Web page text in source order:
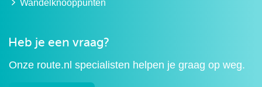
Wandelknooppunten
Heb je een vraag?
Onze route.nl specialisten helpen je graag op weg.